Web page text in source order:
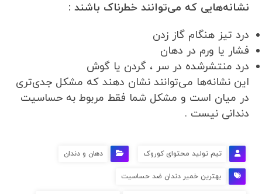
نشانه‌هایی که می‌توانند خطرناک باشند :
درد تیز هنگام گاز زدن
فشار یا ورم در دهان
درد منتشرشده در سر ، گردن یا گوش
این نشانه‌ها می‌توانند نشان دهند که مشکل جدی‌تری
در میان است و مشکل شما فقط مربوط به حساسیت
دندانی نیست .
تیم تولید محتوای کوروک دهان و دندان
بهترین خمیر دندان ضد حساسیت